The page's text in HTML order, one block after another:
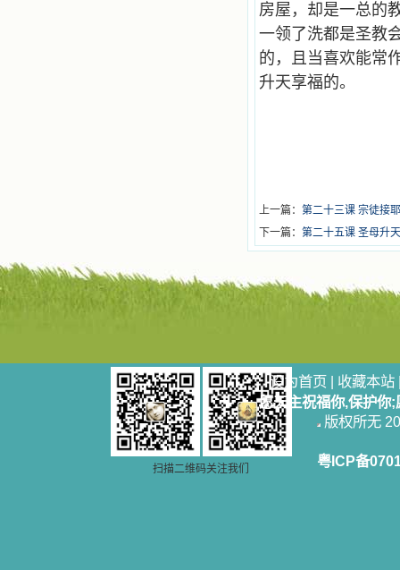
房屋，却是一总的
一领了洗都是圣教
的，且当喜欢能常
升天享福的。
上一篇： 第二十三课 宗徒接
下一篇： 第二十五课 圣母升天
扫描二维码关注我们
设为首页 | 收藏本站
愿天主祝福你,保护你
版权所无
粤ICP备